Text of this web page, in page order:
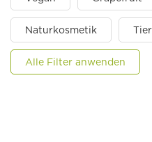
Naturkosmetik
Alle Filter anwenden